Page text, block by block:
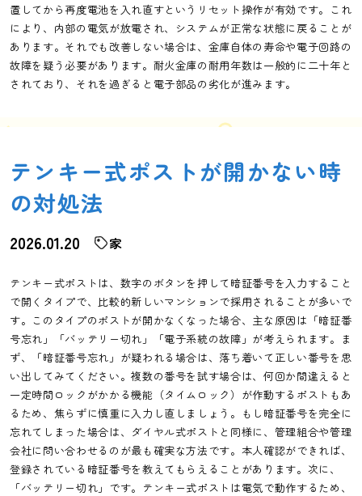
置してから再度電池を入れ直すというリセット操作が有効です。これ
により、内部の電気が放電され、システムが正常な状態に戻ることが
あります。それでも改善しない場合は、金庫自体の寿命や電子回路の
故障を疑う必要があります。耐火金庫の耐用年数は一般的に二十年と
されており、それを過ぎると電子部品の劣化が進みます。
テンキー式ポストが開かない時
の対処法
2026.01.20 家
テンキー式ポストは、数字のボタンを押して暗証番号を入力すること
で開くタイプで、比較的新しいマンションで採用されることが多いで
す。このタイプのポストが開かなくなった場合、主な原因は「暗証番
号忘れ」「バッテリー切れ」「電子系統の故障」が考えられます。ま
ず、「暗証番号忘れ」が疑われる場合は、落ち着いて正しい番号を思
い出してみてください。複数の番号を試す場合は、何回か間違えると
一定時間ロックがかかる機能（タイムロック）が作動するポストもあ
るため、焦らずに慎重に入力し直しましょう。もし暗証番号を完全に
忘れてしまった場合は、ダイヤル式ポストと同様に、管理組合や管理
会社に問い合わせるのが最も確実な方法です。本人確認ができれば、
登録されている暗証番号を教えてもらえることがあります。次に、
「バッテリー切れ」です。テンキー式ポストは電気で動作するため、